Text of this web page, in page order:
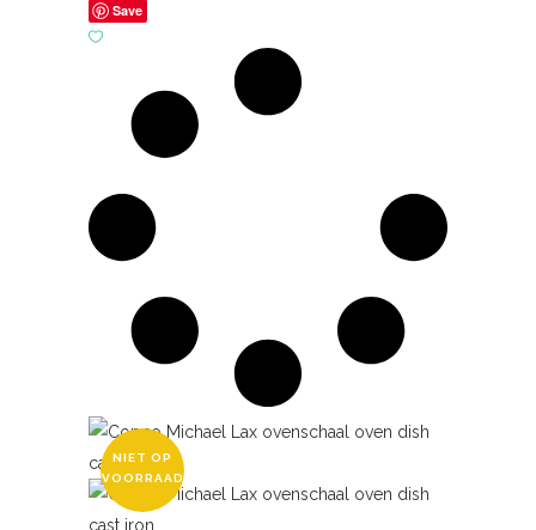
Save
NIET OP
VOORRAAD